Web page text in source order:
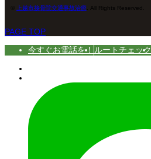
上越市接骨院交通事故治療 . All Rights Reserved.
PAGE TOP
今すぐお電話を！ ルートチェック